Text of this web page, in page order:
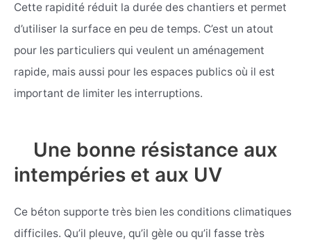
Cette rapidité réduit la durée des chantiers et permet
d’utiliser la surface en peu de temps. C’est un atout
pour les particuliers qui veulent un aménagement
rapide, mais aussi pour les espaces publics où il est
important de limiter les interruptions.
Une bonne résistance aux
intempéries et aux UV
Ce béton supporte très bien les conditions climatiques
difficiles. Qu’il pleuve, qu’il gèle ou qu’il fasse très